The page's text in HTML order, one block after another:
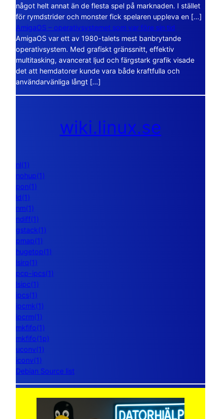
något helt annat än de flesta spel på marknaden. I stället
för rymdstrider och monster fick spelaren uppleva en […]
AmigaOS – operativsystemet som var före sin tid
AmigaOS var ett av 1980-talets mest banbrytande
operativsystem. Med grafiskt gränssnitt, effektiv
multitasking, avancerat ljud och färgstark grafik visade
det att hemdatorer kunde vara både kraftfulla och
användarvänliga långt […]
wiki.linux.se
nl(1)
nohup(1)
pon(1)
ld(1)
nm(1)
ndiff(1)
gstack(1)
pmap(1)
hugetop(1)
lsirq(1)
pcp-ipcs(1)
lsipc(1)
ipcs(1)
ipcmk(1)
ipcrm(1)
mkfifo(1)
mkfifo(1p)
uconv(1)
iconv(1)
Debian Source list